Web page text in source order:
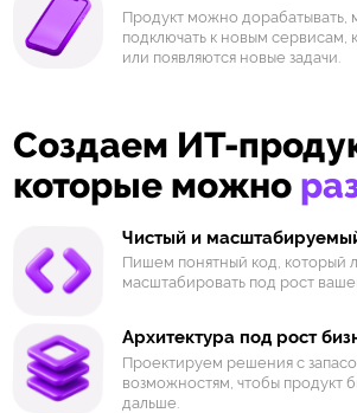
Продукт можно дорабатывать,
подключать к новым сервисам,
или появляются новые задачи.
Создаем ИТ-
которые можно
Чистый и
Пишем понятный код, который
масштабировать под рост
Архитектура под рост
Проектируем решения с
возможностям, чтобы продукт
дальше.